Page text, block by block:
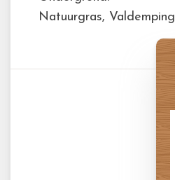
Natuurgras, Valdemping